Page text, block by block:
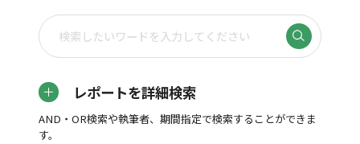
レポートを詳細検索
AND・OR検索や執筆者、期間指定で検索することができま
す。